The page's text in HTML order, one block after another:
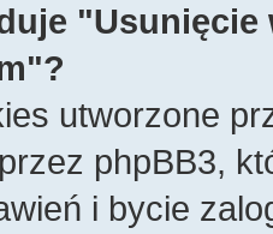
utworzone
phpBB3,
i bycie